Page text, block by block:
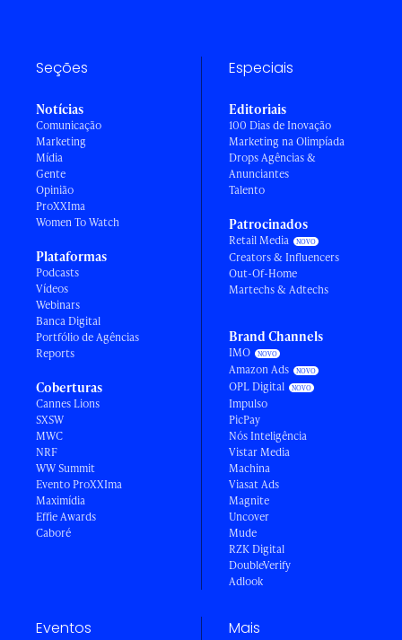
Seções
Notícias
Comunicação
Marketing
Mídia
Gente
Opinião
ProXXIma
Women To Watch
Plataformas
Podcasts
Vídeos
Webinars
Banca Digital
Portfólio de Agências
Reports
Coberturas
Cannes Lions
SXSW
MWC
NRF
WW Summit
Evento ProXXIma
Maximídia
Effie Awards
Caboré
Especiais
Editoriais
100 Dias de Inovação
Marketing na Olimpíada
Drops Agências &
Anunciantes
Talento
Patrocinados
Retail Media
Creators & Influencers
Out-Of-Home
Martechs & Adtechs
Brand Channels
IMO
Amazon Ads
OPL Digital
Impulso
PicPay
Nós Inteligência
Vistar Media
Machina
Viasat Ads
Magnite
Uncover
Mude
RZK Digital
DoubleVerify
Adlook
Eventos Mais